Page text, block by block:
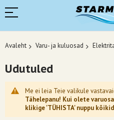
Avaleht Varu- ja kuluosad
Udutuled
Me ei leia Teie valikule
Tähelepanu! Kui olete
klikige 'TÜHISTA' nuppu